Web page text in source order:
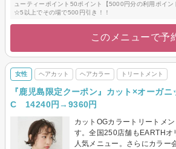
ューティーポイント50ポイント【5000円分の利用ポイン
☆5以上でその場で500円引き！！
このメニューで予
女性 ヘアカット ヘアカラー トリートメント
『鹿児島限定クーポン』カット×オーガ
C 14240円→9360円
カットOGカラートリートメ
す。全国250店舗もEARTHオ
人気メニュー。さらにカラー